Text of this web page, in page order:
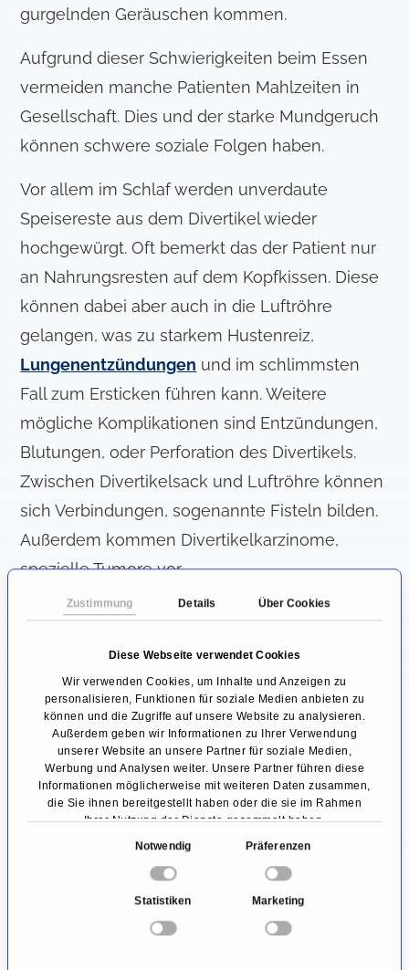
Zustimmung Details Über Cookies
Diese Webseite verwendet Cookies
Wir verwenden Cookies, um Inhalte und Anzeigen zu
personalisieren, Funktionen für soziale Medien anbieten zu
können und die Zugriffe auf unsere Website zu analysieren.
Außerdem geben wir Informationen zu Ihrer Verwendung
unserer Website an unsere Partner für soziale Medien,
Werbung und Analysen weiter. Unsere Partner führen diese
Informationen möglicherweise mit weiteren Daten zusammen,
die Sie ihnen bereitgestellt haben oder die sie im Rahmen
Ihrer Nutzung der Dienste gesammelt haben.
Notwendig Präferenzen
Statistiken Marketing
gurgelnden Geräuschen kommen.
Aufgrund dieser Schwierigkeiten beim Essen
vermeiden manche Patienten Mahlzeiten in
Gesellschaft. Dies und der starke Mundgeruch
können schwere soziale Folgen haben.
Vor allem im Schlaf werden unverdaute
Speisereste aus dem Divertikel wieder
hochgewürgt. Oft bemerkt das der Patient nur
an Nahrungsresten auf dem Kopfkissen. Diese
können dabei aber auch in die Luftröhre
gelangen, was zu starkem Hustenreiz,
Lungenentzündungen und im schlimmsten
Fall zum Ersticken führen kann. Weitere
mögliche Komplikationen sind Entzündungen,
Blutungen, oder Perforation des Divertikels.
Zwischen Divertikelsack und Luftröhre können
sich Verbindungen, sogenannte Fisteln bilden.
Außerdem kommen Divertikelkarzinome,
spezielle Tumore vor.
Wie stellt der Facharzt die
Hinweise auf ein Zenker-Divertikel ergeben
sich aus Anamnese und körperlicher
Untersuchung. Sehr große Befunde können
manchmal als seitliche Schwellung am Hals
gesehen oder getastet werden. Die Diagnose
wird mithilfe einer speziellen
Röntgenuntersuchung
gesichert.
Für diese Röntgen-Breischluck-Untersuchung
muss der Patient ein Kontrastmittel schlucken,